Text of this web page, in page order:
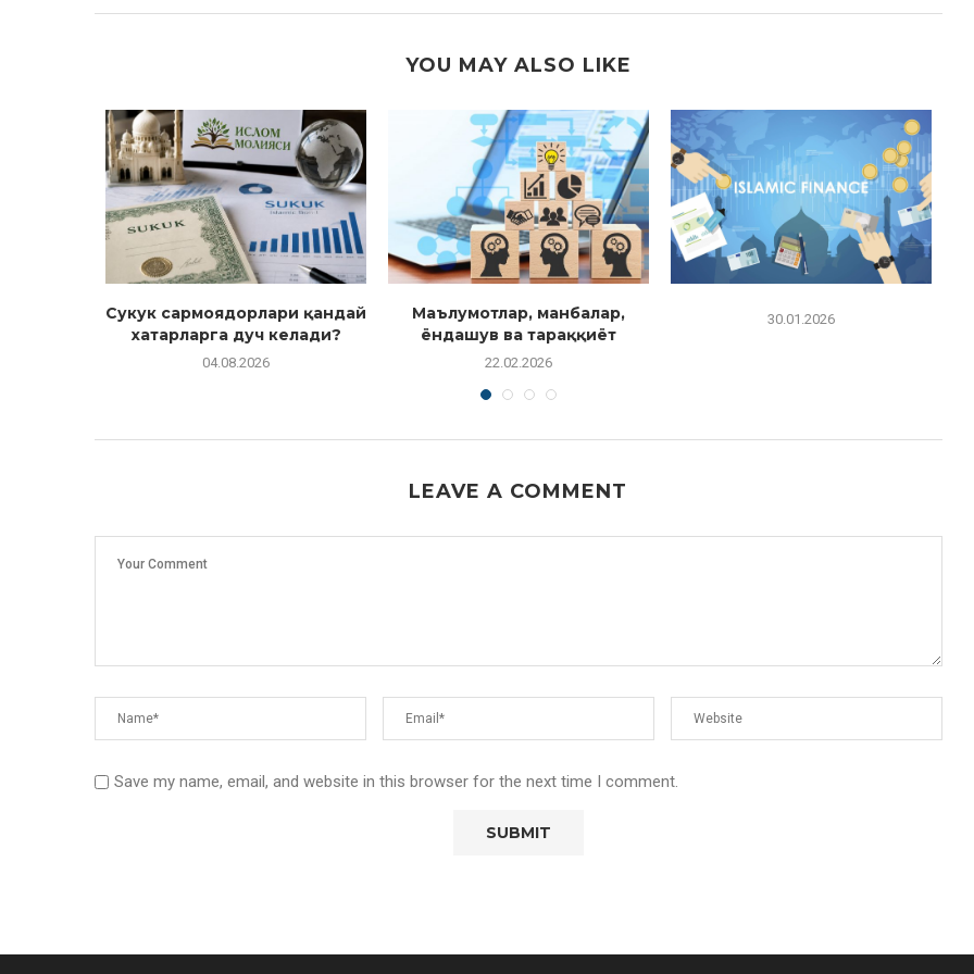
YOU MAY ALSO LIKE
Сукук сармоядорлари қандай
хатарларга дуч келади?
04.08.2026
Маълумотлар, манбалар,
ёндашув ва тараққиёт
22.02.2026
30.01.2026
LEAVE A COMMENT
Save my name, email, and website in this browser for the next time I comment.